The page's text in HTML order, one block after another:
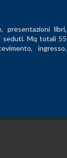
presentazioni libri,
seduti. Mq totali 55
ingresso.